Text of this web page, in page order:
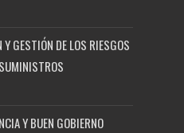
GESTIÓN DE LOS RIESGOS
Y BUEN GOBIERNO